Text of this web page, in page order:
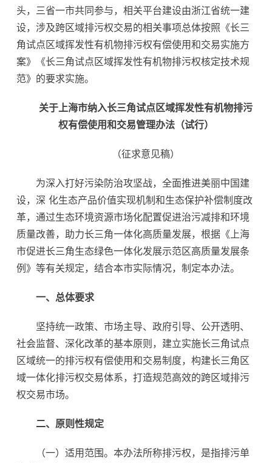
头，三省一市共同参与，相关平台建设由浙江省统一建
设，涉及跨区域排污权交易的相关事项总体按照《长三
角试点区域挥发性有机物排污权有偿使用和交易实施方
案》《长三角试点区域挥发性有机物排污权核定技术规
范》的要求实施。
关于上海市纳入长三角试点区域挥发性有机物排污
权有偿使用和交易管理办法（试行）
（征求意见稿）
为深入打好污染防治攻坚战，全面推进美丽中国建
设，深 化生态产品价值实现机制和生态保护补偿制度改
革，通过生态环境资源市场化配置促进治污减排和环境
质量改善，助力长三角一体化高质量发展，根据《上海
市促进长三角生态绿色一体化发展示范区高质量发展条
例》等有关规定，结合本市实际情况，制定本办法。
一、总体要求
坚持统一政策、市场主导、政府引导、公开透明、
社会监督、深化改革的基本原则，建立实施长三角试点
区域统一的排污权有偿使用和交易制度，构建长三角区
域一体化排污权交易体系，打造规范高效的跨区域排污
权交易市场。
二、原则性规定
（一）适用范围。本办法所称排污权，是指排污单